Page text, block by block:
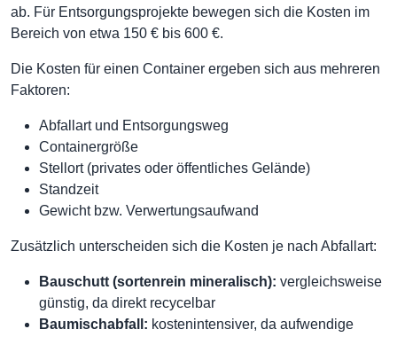
ab. Für Entsorgungsprojekte bewegen sich die Kosten im
Bereich von etwa 150 € bis 600 €.
Die Kosten für einen Container ergeben sich aus mehreren
Faktoren:
Abfallart und Entsorgungsweg
Containergröße
Stellort (privates oder öffentliches Gelände)
Standzeit
Gewicht bzw. Verwertungsaufwand
Zusätzlich unterscheiden sich die Kosten je nach Abfallart:
Bauschutt (sortenrein mineralisch): vergleichsweise
günstig, da direkt recycelbar
Baumischabfall: kostenintensiver, da aufwendige